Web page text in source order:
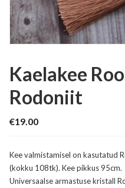
Kaelakee
Rodoniit
€19.00
Kee valmistamisel on kasutatud
(kokku 108tk). Kee pikkus 95cm.
Universaalse armastuse kristall